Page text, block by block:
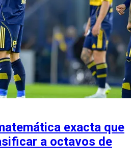
exacta que
a octavos de